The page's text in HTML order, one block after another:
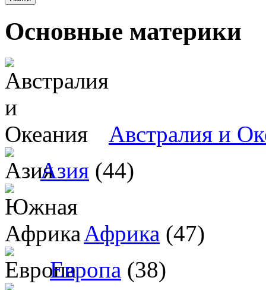
Основные материки
Австралия и
Азия (44)
Африка (47)
Европа (38)